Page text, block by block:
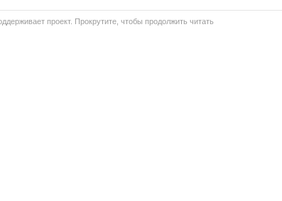
проект. Прокрутите, чтобы продолжить читать